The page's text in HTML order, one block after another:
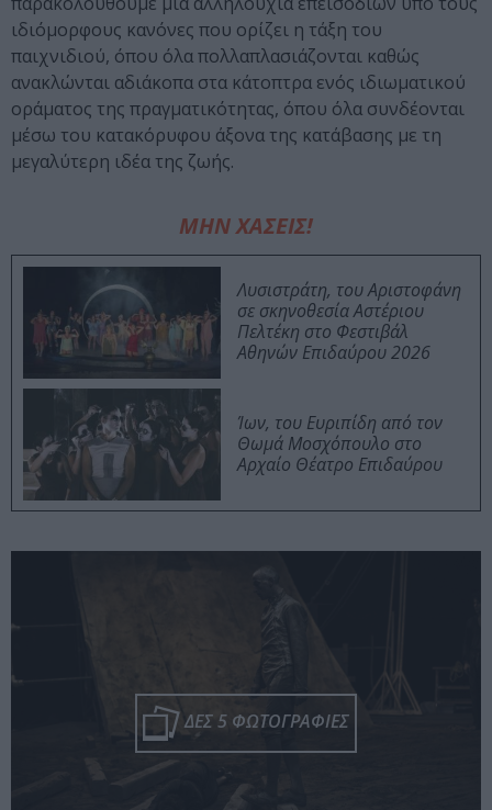
ιδιόμορφους κανόνες που ορίζει η τάξη του
παιχνιδιού, όπου όλα πολλαπλασιάζονται καθώς
ανακλώνται αδιάκοπα στα κάτοπτρα ενός ιδιωματικού
οράματος της πραγματικότητας, όπου όλα συνδέονται
μέσω του κατακόρυφου άξονα της κατάβασης με τη
μεγαλύτερη ιδέα της ζωής.
ΜΗΝ ΧΑΣΕΙΣ!
Λυσιστράτη, του Αριστοφάνη
σε σκηνοθεσία Αστέριου
Πελτέκη στο Φεστιβάλ
Αθηνών Επιδαύρου 2026
Ίων, του Ευριπίδη από τον
Θωμά Μοσχόπουλο στο
Αρχαίο Θέατρο Επιδαύρου
ΔΕΣ 5 ΦΩΤΟΓΡΑΦΙΕΣ